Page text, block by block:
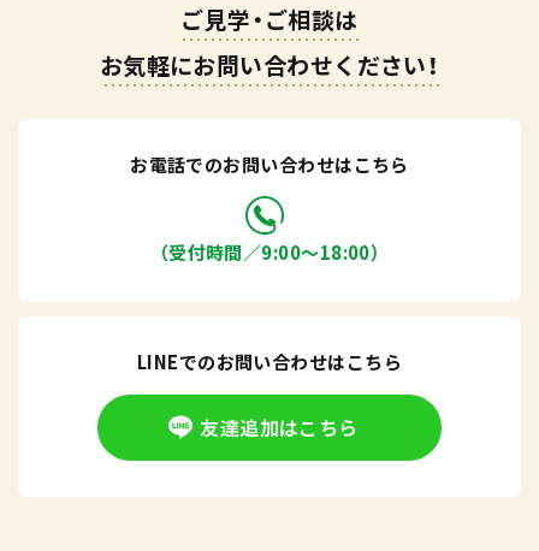
ご見学・ご相談は
お気軽にお問い合わせください！
お電話でのお問い合わせはこちら
（受付時間／9:00〜18:00）
LINEでのお問い合わせはこちら
友達追加はこちら